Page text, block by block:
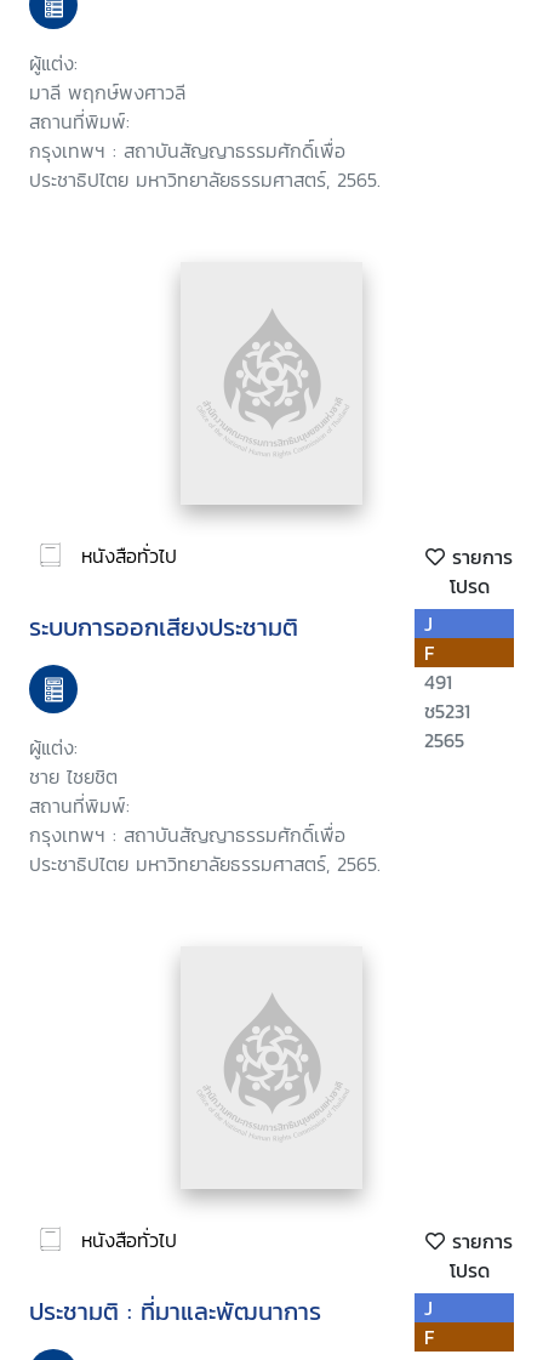
ผู้แต่ง:
มาลี พฤกษ์พงศาวลี
สถานที่พิมพ์:
กรุงเทพฯ : สถาบันสัญญาธรรมศักดิ์เพื่อ
ประชาธิปไตย มหาวิทยาลัยธรรมศาสตร์, 2565.
หนังสือทั่วไป
รายการ
โปรด
ระบบการออกเสียงประชามติ
ผู้แต่ง:
ชาย ไชยชิต
สถานที่พิมพ์:
กรุงเทพฯ : สถาบันสัญญาธรรมศักดิ์เพื่อ
ประชาธิปไตย มหาวิทยาลัยธรรมศาสตร์, 2565.
J
F
491
ช5231
2565
หนังสือทั่วไป
รายการ
โปรด
ประชามติ : ที่มาและพัฒนาการ
J
F